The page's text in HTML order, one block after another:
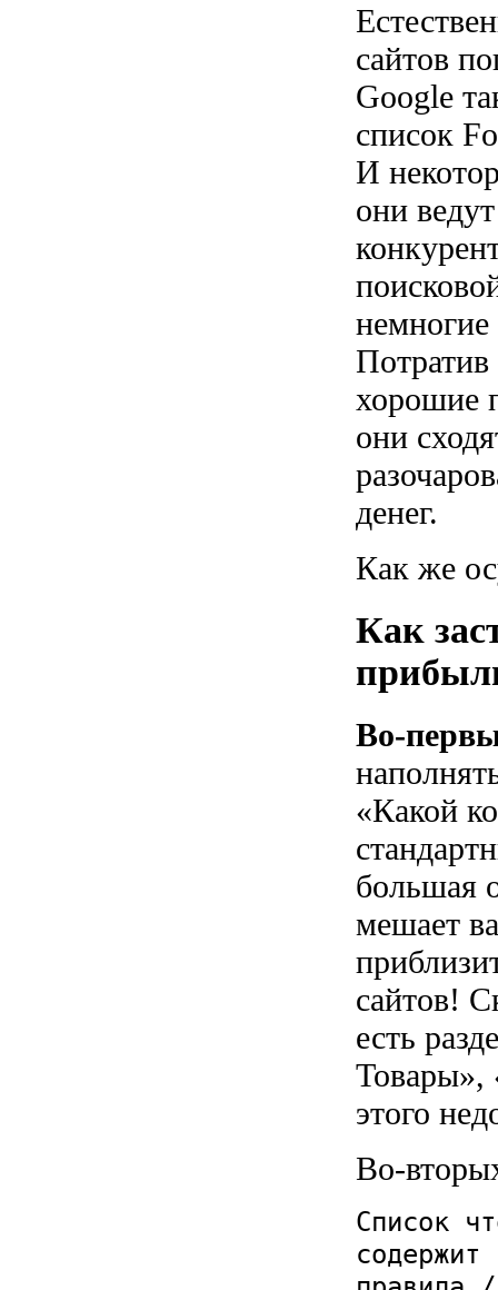
сайтов
Google
список
И
они
хорошие
они
денег.
Как же
Как
Во-
«Какой
большая
мешает
сайтов!
есть
этого
Во-
Список